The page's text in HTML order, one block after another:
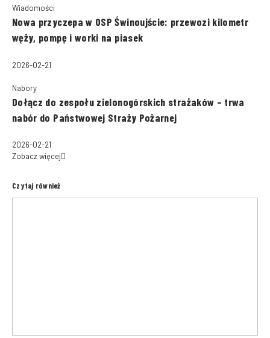
Wiadomości
Nowa przyczepa w OSP Świnoujście: przewozi kilometr
węży, pompę i worki na piasek
2026-02-21
Nabory
Dołącz do zespołu zielonogórskich strażaków – trwa
nabór do Państwowej Straży Pożarnej
2026-02-21
Zobacz więcej
Czytaj również